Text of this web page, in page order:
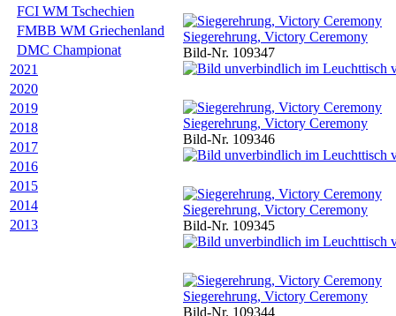
FCI WM Tschechien
FMBB WM Griechenland
DMC Championat
2021
2020
2019
2018
2017
2016
2015
2014
2013
Siegerehrung, Victory Ceremony
Bild-Nr. 109347
Siegerehrung, Victory Ceremony
Bild-Nr. 109346
Siegerehrung, Victory Ceremony
Bild-Nr. 109345
Siegerehrung, Victory Ceremony
Bild-Nr. 109344